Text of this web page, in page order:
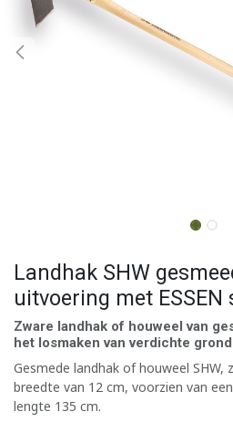
Landhak SHW
uitvoering met ESSEN
Zware landhak of houweel van
het losmaken van verdichte
Gesmede landhak of houweel SHW,
breedte van 12 cm, voorzien van
lengte 135 cm.